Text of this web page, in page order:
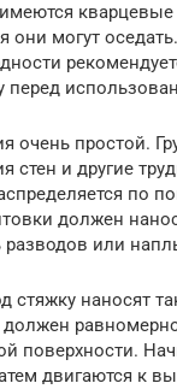
они могут
перед
очень простой.
стен и другие
по
должен
или
стяжку наносят
поверхности.
двигаются к